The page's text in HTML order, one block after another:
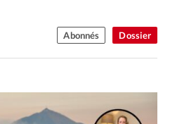
Dossier
Abonnés